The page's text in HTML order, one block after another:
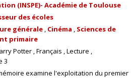
(INSPE)- Académie de Toulouse
des écoles
générale Cinéma
Sciences de
primaire
Potter Français Lecture
3
examine l'exploitation du premier